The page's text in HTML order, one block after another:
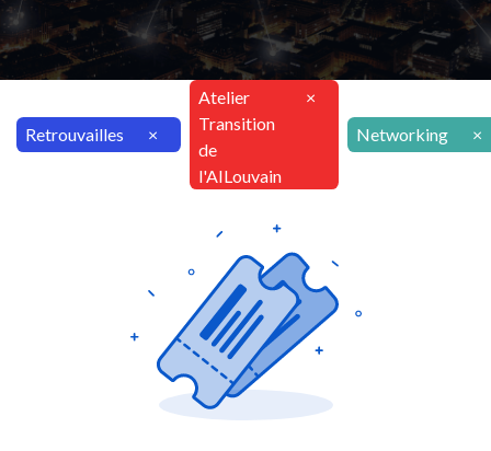
Retrouvailles ×
Atelier
Transition
de
l'AILouvain
×
Networking
×